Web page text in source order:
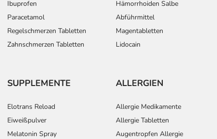
Ibuprofen
Paracetamol
Regelschmerzen Tabletten
Zahnschmerzen Tabletten
Hämorrhoiden Salbe
Abführmittel
Magentabletten
Lidocain
SUPPLEMENTE
Elotrans Reload
Eiweißpulver
Melatonin Spray
ALLERGIEN
Allergie Medikamente
Allergie Tabletten
Augentropfen Allergie